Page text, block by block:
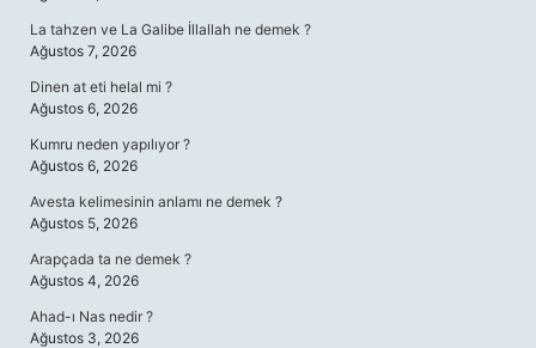
La tahzen ve La Galibe İllallah ne demek ?
Ağustos 7, 2026
Dinen at eti helal mi ?
Ağustos 6, 2026
Kumru neden yapılıyor ?
Ağustos 6, 2026
Avesta kelimesinin anlamı ne demek ?
Ağustos 5, 2026
Arapçada ta ne demek ?
Ağustos 4, 2026
Ahad-ı Nas nedir ?
Ağustos 3, 2026